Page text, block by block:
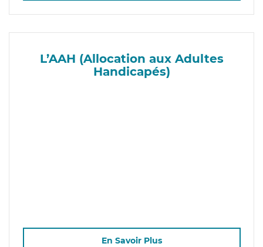
L’AAH (Allocation aux Adultes
Handicapés)
En Savoir Plus